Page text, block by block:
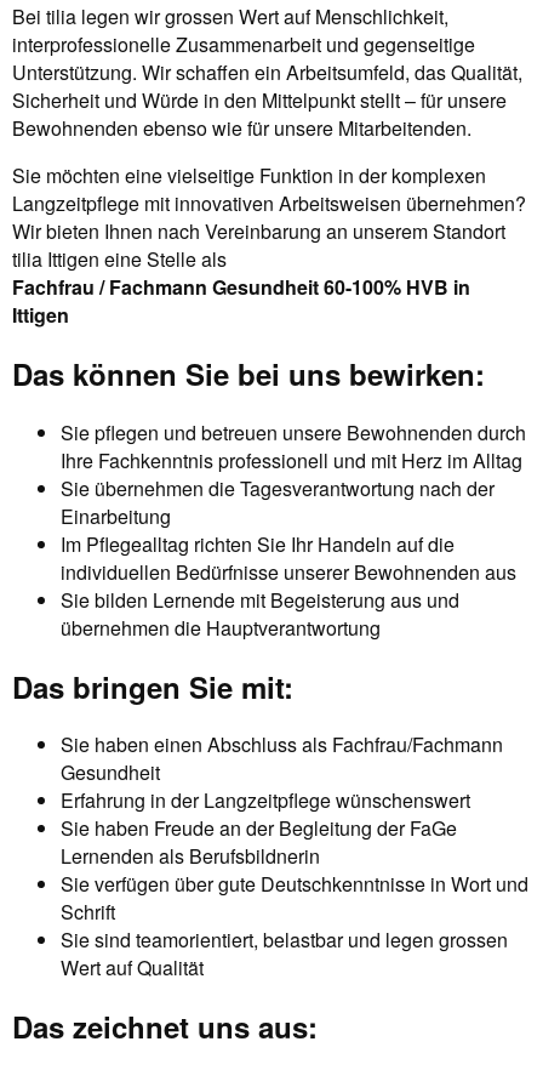
Bei tilia legen wir grossen Wert auf Menschlichkeit,
interprofessionelle Zusammenarbeit und gegenseitige
Unterstützung. Wir schaffen ein Arbeitsumfeld, das Qualität,
Sicherheit und Würde in den Mittelpunkt stellt – für unsere
Bewohnenden ebenso wie für unsere Mitarbeitenden.
Sie möchten eine vielseitige Funktion in der komplexen
Langzeitpflege mit innovativen Arbeitsweisen übernehmen?
Wir bieten Ihnen nach Vereinbarung an unserem Standort
tilia Ittigen eine Stelle als
Fachfrau / Fachmann Gesundheit 60-100% HVB in
Ittigen
Das können Sie bei uns bewirken:
Sie pflegen und betreuen unsere Bewohnenden durch
Ihre Fachkenntnis professionell und mit Herz im Alltag
Sie übernehmen die Tagesverantwortung nach der
Einarbeitung
Im Pflegealltag richten Sie Ihr Handeln auf die
individuellen Bedürfnisse unserer Bewohnenden aus
Sie bilden Lernende mit Begeisterung aus und
übernehmen die Hauptverantwortung
Das bringen Sie mit:
Sie haben einen Abschluss als Fachfrau/Fachmann
Gesundheit
Erfahrung in der Langzeitpflege wünschenswert
Sie haben Freude an der Begleitung der FaGe
Lernenden als Berufsbildnerin
Sie verfügen über gute Deutschkenntnisse in Wort und
Schrift
Sie sind teamorientiert, belastbar und legen grossen
Wert auf Qualität
Das zeichnet uns aus: